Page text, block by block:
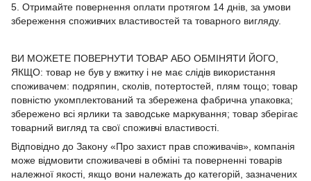
5. Отримайте повернення оплати протягом 14 днів, за умови
збереження споживчих властивостей та товарного вигляду.
ВИ МОЖЕТЕ ПОВЕРНУТИ ТОВАР АБО ОБМІНЯТИ ЙОГО,
ЯКЩО: товар не був у вжитку і не має слідів використання
споживачем: подряпин, сколів, потертостей, плям тощо; товар
повністю укомплектований та збережена фабрична упаковка;
збережено всі ярлики та заводське маркування; товар зберігає
товарний вигляд та свої споживчі властивості.
Відповідно до Закону «Про захист прав споживачів», компанія
може відмовити споживачеві в обміні та поверненні товарів
належної якості, якщо вони належать до категорій, зазначених